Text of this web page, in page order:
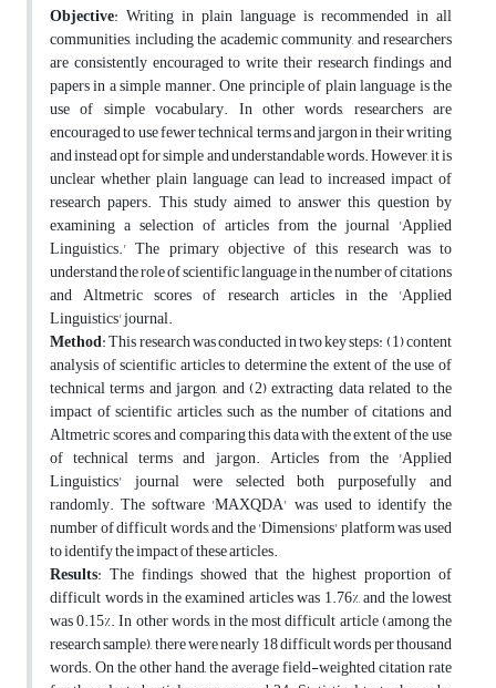
Objective: Writing in plain language is recommended in all
communities, including the academic community, and researchers
are consistently encouraged to write their research findings and
papers in a simple manner. One principle of plain language is the
use of simple vocabulary. In other words, researchers are
encouraged to use fewer technical terms and jargon in their writing
and instead opt for simple and understandable words. However, it is
unclear whether plain language can lead to increased impact of
research papers. This study aimed to answer this question by
examining a selection of articles from the journal 'Applied
Linguistics.' The primary objective of this research was to
understand the role of scientific language in the number of citations
and Altmetric scores of research articles in the 'Applied
Linguistics' journal.
Method: This research was conducted in two key steps: (1) content
analysis of scientific articles to determine the extent of the use of
technical terms and jargon, and (2) extracting data related to the
impact of scientific articles, such as the number of citations and
Altmetric scores, and comparing this data with the extent of the use
of technical terms and jargon. Articles from the 'Applied
Linguistics' journal were selected both purposefully and
randomly. The software 'MAXQDA' was used to identify the
number of difficult words, and the 'Dimensions' platform was used
to identify the impact of these articles.
Results: The findings showed that the highest proportion of
difficult words in the examined articles was 1.76%, and the lowest
was 0.15%. In other words, in the most difficult article (among the
research sample), there were nearly 18 difficult words per thousand
words. On the other hand, the average field-weighted citation rate